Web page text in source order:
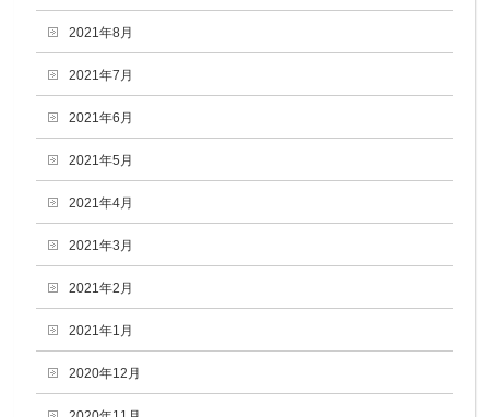
2021年8月
2021年7月
2021年6月
2021年5月
2021年4月
2021年3月
2021年2月
2021年1月
2020年12月